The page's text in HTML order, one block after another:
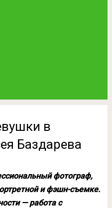
в
Баздарева
фотограф,
и фэшн-съемке.
— работа с